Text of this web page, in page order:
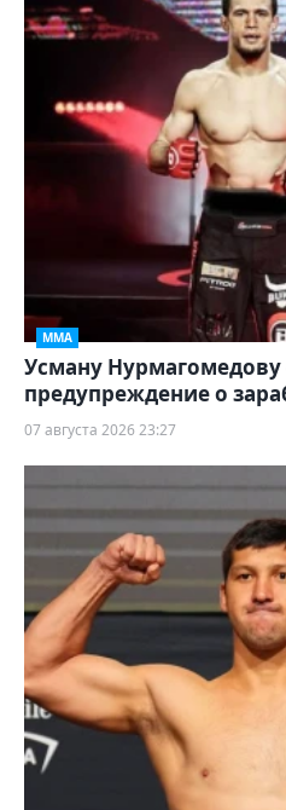
ММА
Усману Нурмагомедову
предупреждение о
07 августа 2026 23:27